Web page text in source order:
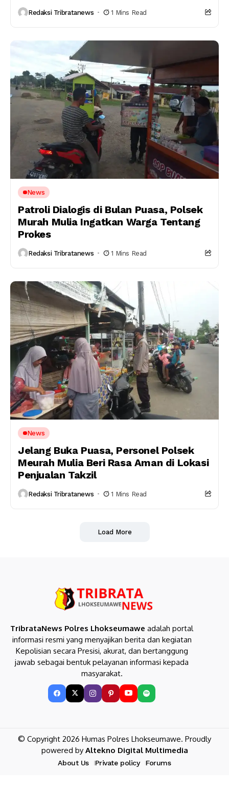
Redaksi Tribratanews 1 Mins Read
News
Patroli Dialogis di Bulan Puasa, Polsek
Murah Mulia Ingatkan Warga Tentang
Prokes
Redaksi Tribratanews 1 Mins Read
News
Jelang Buka Puasa, Personel Polsek
Meurah Mulia Beri Rasa Aman di Lokasi
Penjualan Takzil
Redaksi Tribratanews 1 Mins Read
Load More
TribrataNews Polres Lhokseumawe adalah portal
informasi resmi yang menyajikan berita dan kegiatan
Kepolisian secara Presisi, akurat, dan bertanggung
jawab sebagai bentuk pelayanan informasi kepada
masyarakat.
© Copyright 2026 Humas Polres Lhokseumawe. Proudly
powered by Altekno Digital Multimedia
About Us Private policy Forums